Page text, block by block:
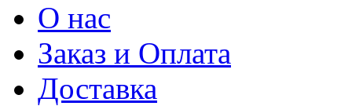
О нас
Заказ и Оплата
Доставка